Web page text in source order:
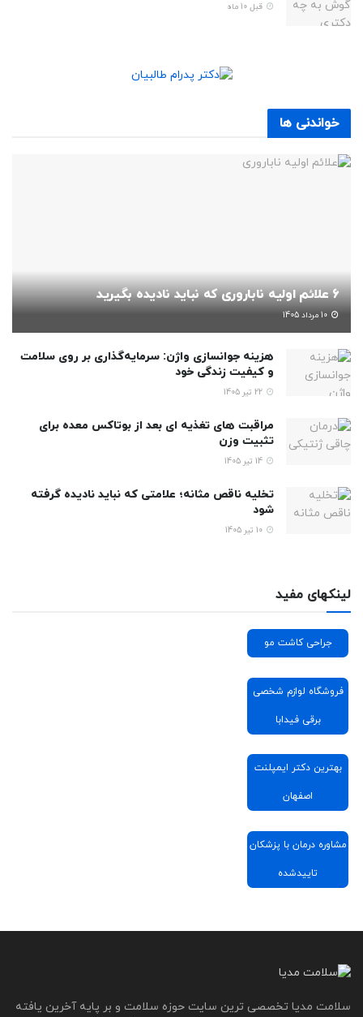
قبل 10 ماه
خواندنی ها
6 علائم اولیه ناباروری که نباید نادیده بگیرید
هزینه جوانسازی واژن: سرمایه‌گذاری بر روی سلامت
و کیفیت زندگی خود
مراقبت های تغذیه ای بعد از بوتاکس معده برای
تثبیت وزن
تخلیه ناقص مثانه؛ علامتی که نباید نادیده گرفته
شود
لینکهای مفید
جراحی کاشت مو
فروشگاه لوازم شخصی
برقی فیدابا
بهترین دکتر ایمپلنت
اصفهان
مشاوره درمان با پزشکان
تاییدشده
سلامت مدیا تخصصی ترین سایت حوزه سلامت و بر پایه آخرین یافته